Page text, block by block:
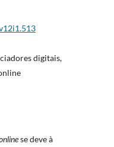
digitais,
se deve à